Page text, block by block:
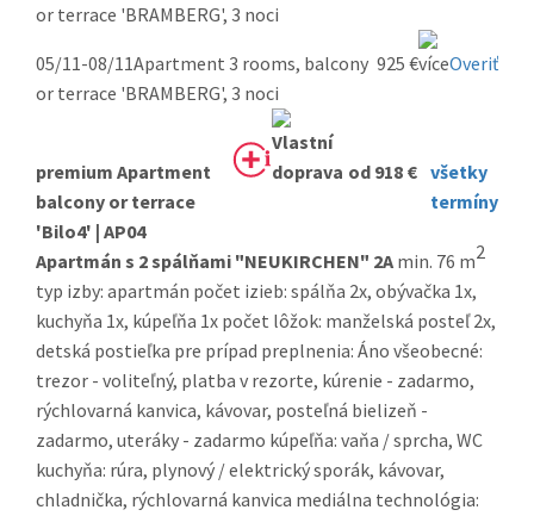
or terrace 'BRAMBERG', 3 noci
05/11-08/11Apartment 3 rooms, balcony
or terrace 'BRAMBERG', 3 noci
925 € Overiť
premium Apartment
balcony or terrace
'Bilo4' | AP04
od 918 € všetky
termíny
Apartmán s 2 spálňami "NEUKIRCHEN" 2A min. 76 m2
typ izby: apartmán počet izieb: spálňa 2x, obývačka 1x,
kuchyňa 1x, kúpeľňa 1x počet lôžok: manželská posteľ 2x,
detská postieľka pre prípad preplnenia: Áno všeobecné:
trezor - voliteľný, platba v rezorte, kúrenie - zadarmo,
rýchlovarná kanvica, kávovar, posteľná bielizeň -
zadarmo, uteráky - zadarmo kúpeľňa: vaňa / sprcha, WC
kuchyňa: rúra, plynový / elektrický sporák, kávovar,
chladnička, rýchlovarná kanvica mediálna technológia: